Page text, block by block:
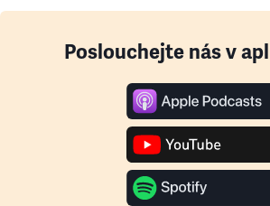
Poslouchejte nás v